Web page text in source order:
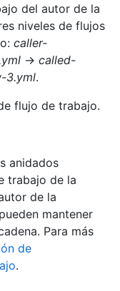
del autor de la
niveles de flujos
caller-
→ called-
3.yml.
flujo de trabajo.
anidados
trabajo de la
de la
mantener
Para más
de
.